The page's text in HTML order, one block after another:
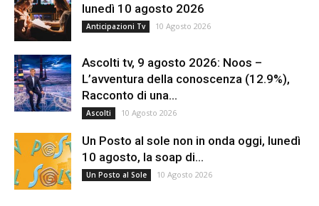
lunedì 10 agosto 2026
Anticipazioni Tv 10 Agosto 2026
Ascolti tv, 9 agosto 2026: Noos –
L’avventura della conoscenza (12.9%),
Racconto di una...
Ascolti 10 Agosto 2026
Un Posto al sole non in onda oggi, lunedì
10 agosto, la soap di...
Un Posto al Sole 10 Agosto 2026